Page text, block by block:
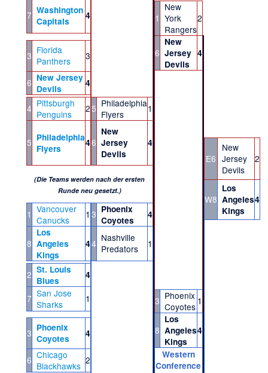
7 Washington
Capitals
4 1
New
York
Rangers
2
6
New
Jersey
Devils
4
3 Florida
Panthers
3
6 New Jersey
Devils
4
4 Pittsburgh
Penguins
25 Philadelphia
Flyers
1
5 Philadelphia
Flyers
46
New
Jersey
Devils
4
E6
New
Jersey
Devils
2
(Die Teams werden nach der ersten
Runde neu gesetzt.)
W8
Los
Angeles
Kings
4
1 Vancouver
Canucks
1 3 Phoenix
Coyotes
4
8
Los
Angeles
Kings
44 Nashville
Predators
1
2 St. Louis
Blues
4
7 San Jose
Sharks
1 3 Phoenix
Coyotes 1
8
Los
Angeles
Kings
4
3 Phoenix
Coyotes
4
6 Chicago
Blackhawks 2
Western
Conference